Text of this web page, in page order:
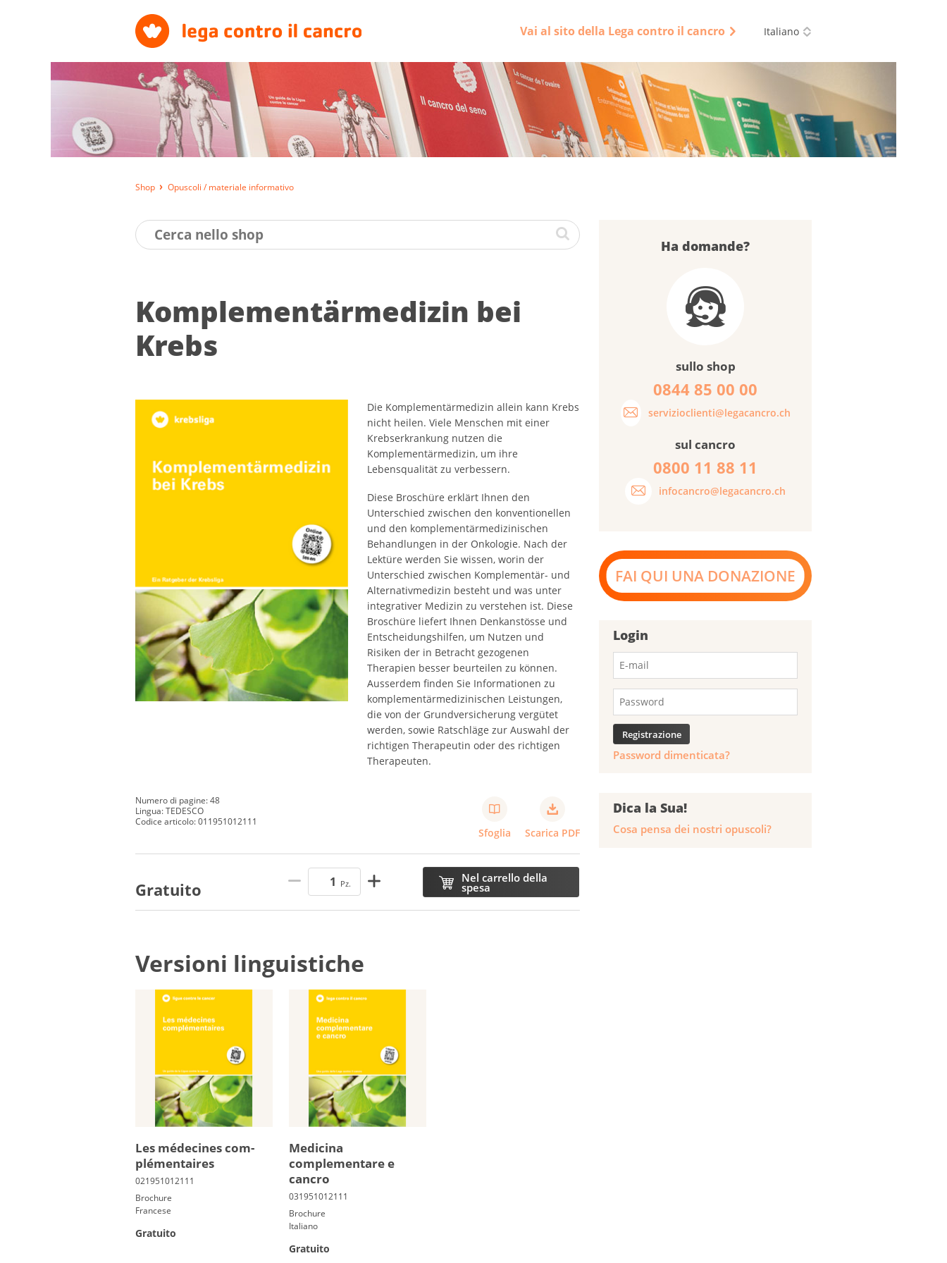
Vai al sito della Lega contro il cancro Italiano
Shop Opuscoli / materiale informativo
Kom­ple­men­tär­me­di­zin bei
Krebs
Die Komplementärmedizin allein kann Krebs
nicht heilen. Viele Menschen mit einer
Krebserkrankung nutzen die
Komplementärmedizin, um ihre
Lebensqualität zu verbessern.
Diese Broschüre erklärt Ihnen den
Unterschied zwischen den konventionellen
und den komplementärmedizinischen
Behandlungen in der Onkologie. Nach der
Lektüre werden Sie wissen, worin der
Unterschied zwischen Komplementär- und
Alternativmedizin besteht und was unter
integrativer Medizin zu verstehen ist. Diese
Broschüre liefert Ihnen Denkanstösse und
Entscheidungshilfen, um Nutzen und
Risiken der in Betracht gezogenen
Therapien besser beurteilen zu können.
Ausserdem finden Sie Informationen zu
komplementärmedizinischen Leistungen,
die von der Grundversicherung vergütet
werden, sowie Ratschläge zur Auswahl der
richtigen Therapeutin oder des richtigen
Therapeuten.
Numero di pagine: 48
Lingua: TEDESCO
Codice articolo: 011951012111
Sfoglia Scarica PDF
Gratuito Pz. Nel carrello della
spesa
Versioni linguistiche
Les mé­de­cines com­
plé­men­taires
Brochure
Francese
Gratuito
Medicina
complementare e
cancro
Brochure
Italiano
Gratuito
Ha domande?
sullo shop
0844 85 00 00
servizioclienti@legacancro.ch
sul cancro
0800 11 88 11
infocancro@legacancro.ch
FAI QUI UNA DONAZIONE
Login
Password dimenticata?
Dica la Sua!
Cosa pensa dei nostri opuscoli?